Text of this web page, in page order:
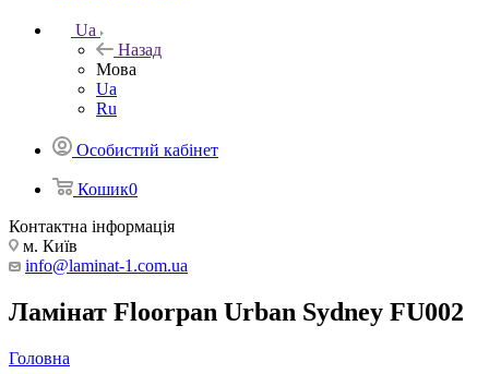
Ua
Назад
Мова
Ua
Ru
Особистий кабінет
Кошик0
Контактна інформація
м. Київ
info@laminat-1.com.ua
Ламінат Floorpan Urban Sydney FU002
Головна